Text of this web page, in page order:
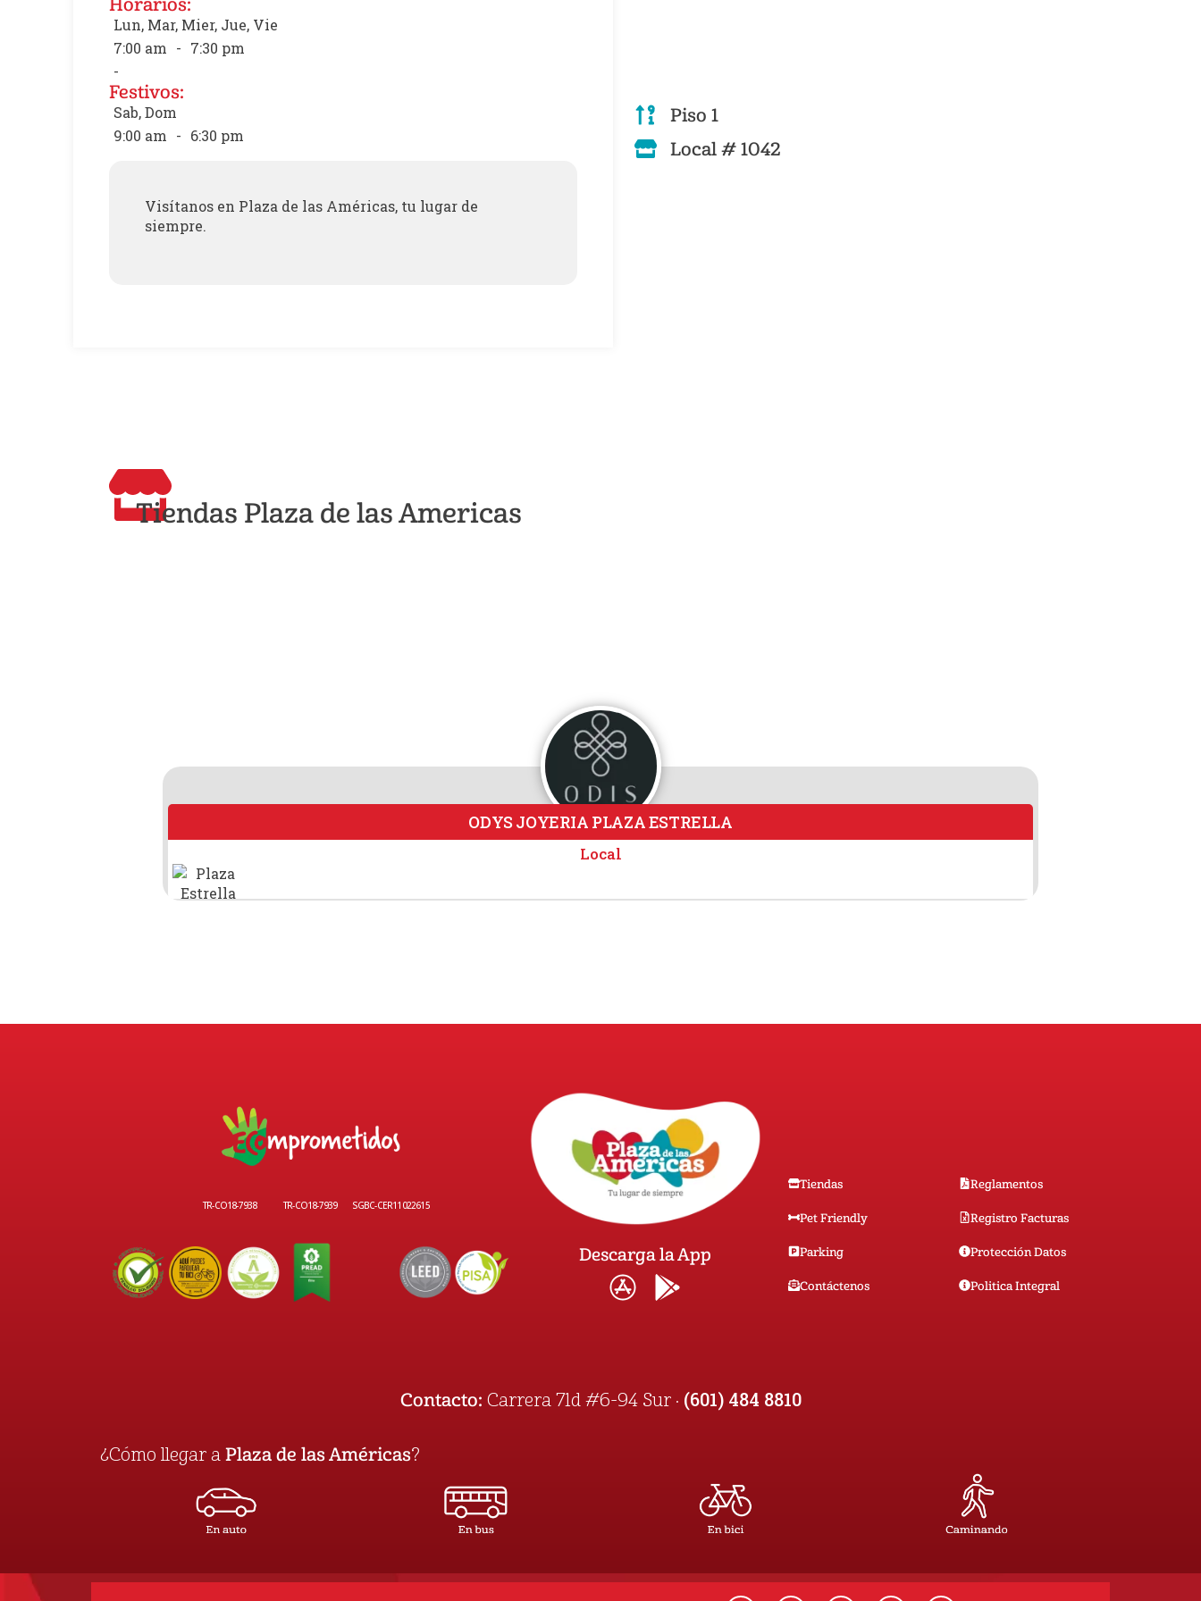
Lun, Mar, Mier, Jue, Vie
7:00 am - 7:30 pm
-
Festivos:
Sab, Dom
9:00 am - 6:30 pm
Visítanos en Plaza de las Américas, tu lugar de
siempre.
Piso 1
Local # 1042
Tiendas Plaza de las Americas
ODYS JOYERIA PLAZA ESTRELLA
Local
TR-CO18-7938 TR-CO18-7939 SGBC-CER11022615
Descarga la App
Tiendas
Pet Friendly
Parking
Contáctenos
Reglamentos
Registro Facturas
Protección Datos
Politica Integral
Contacto: Carrera 71d #6-94 Sur · (601) 484 8810
¿Cómo llegar a Plaza de las Américas?